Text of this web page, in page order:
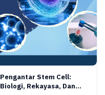
Pengantar Stem Cell:
Biologi, Rekayasa, Dan